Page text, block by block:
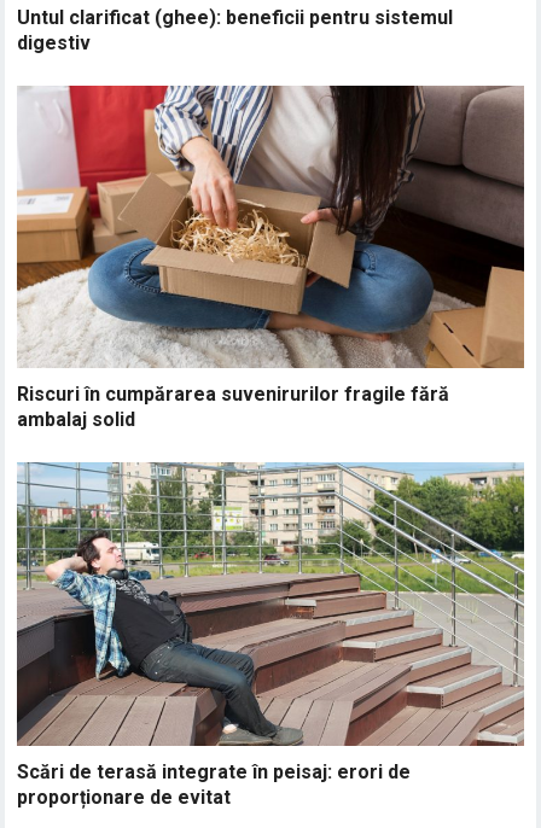
Untul clarificat (ghee): beneficii pentru sistemul
digestiv
Riscuri în cumpărarea suvenirurilor fragile fără
ambalaj solid
Scări de terasă integrate în peisaj: erori de
proporționare de evitat